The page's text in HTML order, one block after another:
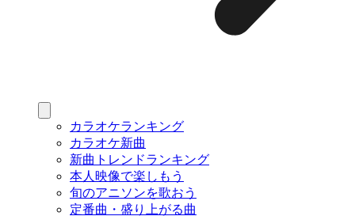
カラオケランキング
カラオケ新曲
新曲トレンドランキング
本人映像で楽しもう
旬のアニソンを歌おう
定番曲・盛り上がる曲